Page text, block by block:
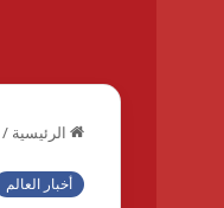
الرئيسية /
أخبار العالم